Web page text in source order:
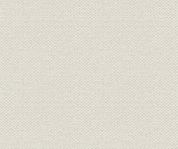
1 時代背景
2 当社の状況
3 コンピュータ応用製品
4 メカトロニクス事業